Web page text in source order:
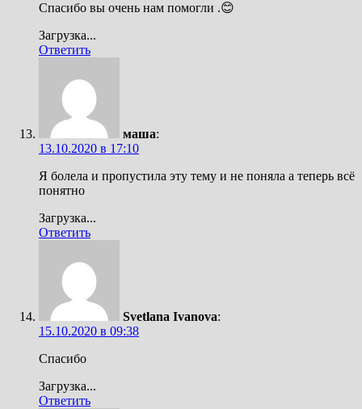
Спасибо вы очень нам помогли .😊
Загрузка...
Ответить
маша:
13.10.2020 в 17:10
Я болела и пропустила эту тему и не поняла а теперь всё
понятно
Загрузка...
Ответить
Svetlana Ivanova:
15.10.2020 в 09:38
Спасибо
Загрузка...
Ответить